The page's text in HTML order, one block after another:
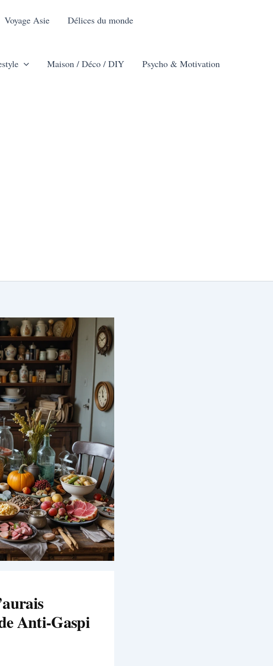
Voyage Asie Délices du monde
Maison / Déco / DIY Psycho & Motivation
Anti-Gaspi